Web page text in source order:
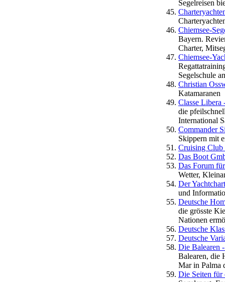
Segelreisen
Chiemsee-
Bayern.
Charter,
Chiemsee-
Segelschule
Christian
Katamaranen
Classe Libera
die
International
Commander
Skippern mit
Cruising Club
Das Boot
Das Forum
Wetter,
Der
und
Deutsche
die grösste
Nationen
Deutsche
Deutsche
Die Balearen
Balearen, die
Mar in Palma
Die Seiten für